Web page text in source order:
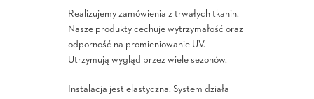
Realizujemy zamówienia z trwałych tkanin.
Nasze produkty cechuje wytrzymałość oraz
odporność na promieniowanie UV.
Utrzymują wygląd przez wiele sezonów.
Instalacja jest elastyczna. System działa